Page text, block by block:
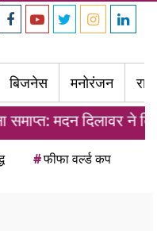
बिजनेस मनोरंजन
मदन दिलावर ने दिया
#फीफा वर्ल्ड कप